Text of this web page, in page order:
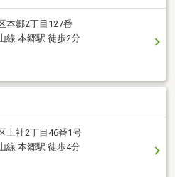
本郷2丁目127番
線 本郷駅 徒歩2分
上社2丁目46番1号
線 本郷駅 徒歩4分